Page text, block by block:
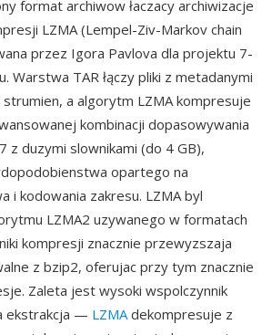
format archiwow łaczacy archiwizacje
LZMA (Lempel-Ziv-Markov chain
przez Igora Pavlova dla projektu 7-
Warstwa TAR łączy pliki z metadanymi
a algorytm LZMA kompresuje
kombinacji dopasowywania
z duzymi slownikami (do 4 GB),
opartego na
i kodowania zakresu. LZMA byl
LZMA2 uzywanego w formatach
kompresji znacznie przewyzszaja
z bzip2, oferujac przy tym znacznie
Zaleta jest wysoki wspolczynnik
ekstrakcja — LZMAdekompresuje z